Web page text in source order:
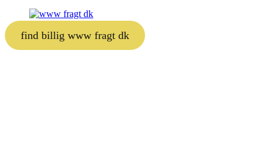
find billig www fragt dk